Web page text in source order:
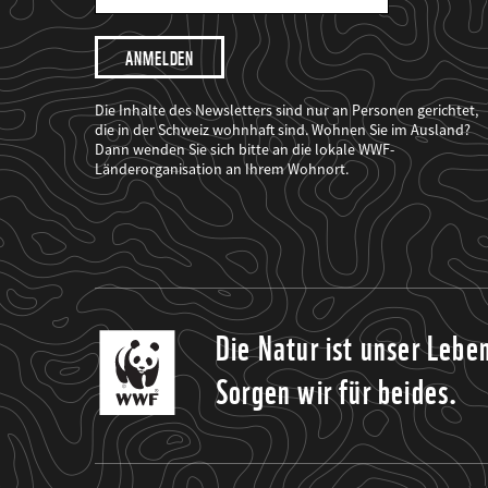
Mail
Adresse
Ich
möchte,
dass
der
WWF
mich
über
seine
Projekte
informiert.
Die Inhalte des Newsletters sind nur an Personen gerichtet,
die in der Schweiz wohnhaft sind. Wohnen Sie im Ausland?
Dann wenden Sie sich bitte an die lokale WWF-
Länderorganisation an Ihrem Wohnort.
Die Natur ist unser
Sorgen wir für beides.